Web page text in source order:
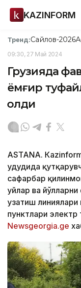
KAZINFORM
Тренд:Сайлов-2026
09:30, 27 Май 2024
Грузияда
ёмғир
қолди
ASTANА.
ҳудудида
сафарбар
уйлар ва
узатиш линиялари
пунктлари электр
Newsgeorgia.ge